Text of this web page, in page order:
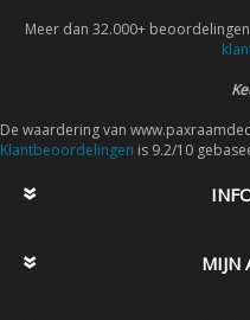
Meer dan 32.000+
De waardering van
Klantbeoordelingen is 9.2/10
MIJN